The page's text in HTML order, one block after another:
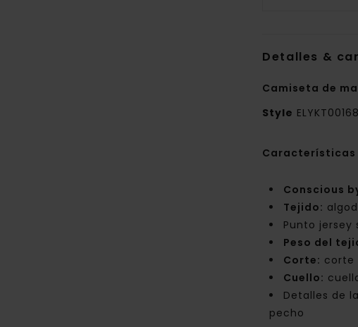
Detalles &
Camiseta de
Style ELYKT00168
Características
Conscious
Tejido:
Punto jersey
Peso del
Corte: corte
Cuello:
Detalles de
pecho